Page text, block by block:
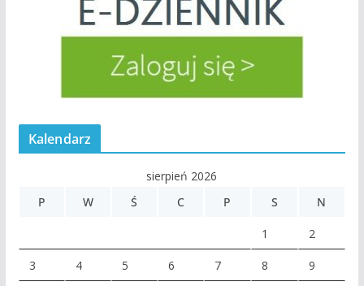
Kalendarz
sierpień 2026
P
W Ś C P S N
1 2
3 4 5 6 7 8 9